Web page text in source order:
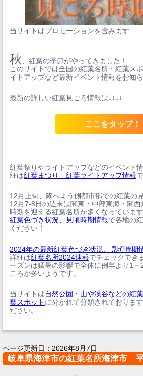
当サイトはプロモーションを含みます
秋
、紅葉の季節がやってきました！
このサイトでは全国の紅葉名所・紅葉ス
イトアップなど最新イベント情報をお知
最新の詳しい紅葉見ごろ情報は↓↓↓↓
ここをタップ！
紅葉祭りやライトアップなどのイベント
細は紅葉まつり 紅葉ライトアップ情報
12月上旬、隊へよう側都市部での紅葉の
12月7-8日の週末は関東・中部東海・関
時期を迎える紅葉名所が多くなっていま
紅葉色づき状況、見頃時期情報で各地の
ください！
2024年の最新紅葉色づき状況、見頃時期
詳細は紅葉名所2024速報でチェックでき
ーズンは猛暑の影響で全体に例年より1－
ころが多いようです。
当サイトは自然公園・山や渓谷などの紅
葉スポット に分かれて分類されておりま
ださい。
ページ更新日： 2026年8月7日
岐阜県海津市の紅葉名所海津市